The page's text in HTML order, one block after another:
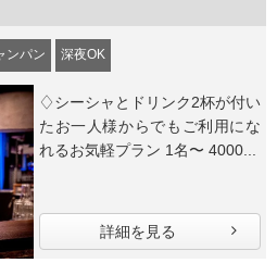
ンパン 深夜OK
♢シーシャとドリンク2杯が付い
たお一人様からでもご利用にな
れるお気軽プラン 1名〜 4000...
詳細を見る